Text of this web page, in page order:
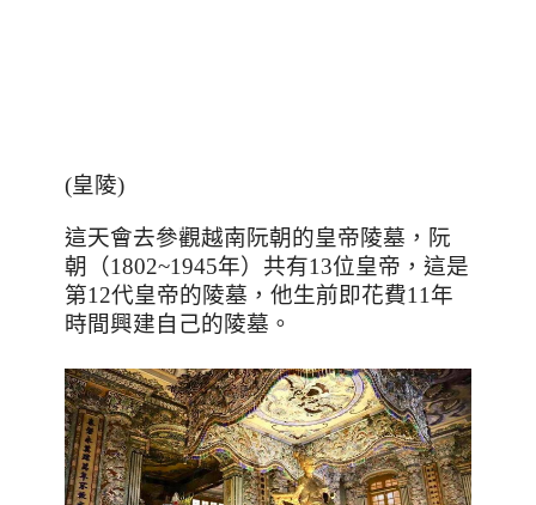
(皇陵)
這天會去參觀越南阮朝的皇帝陵墓，阮
朝（1802~1945年）共有13位皇帝，這是
第12代皇帝的陵墓，他生前即花費11年
時間興建自己的陵墓。